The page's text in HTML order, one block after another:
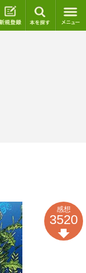
ログイン 新規登録
感想
3520